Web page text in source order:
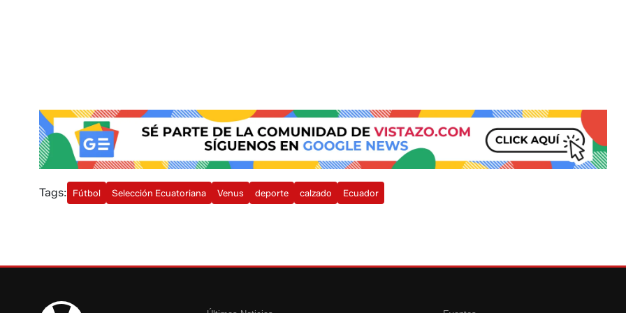
Tags: Fútbol Selección Ecuatoriana Venus deporte calzado Ecuador